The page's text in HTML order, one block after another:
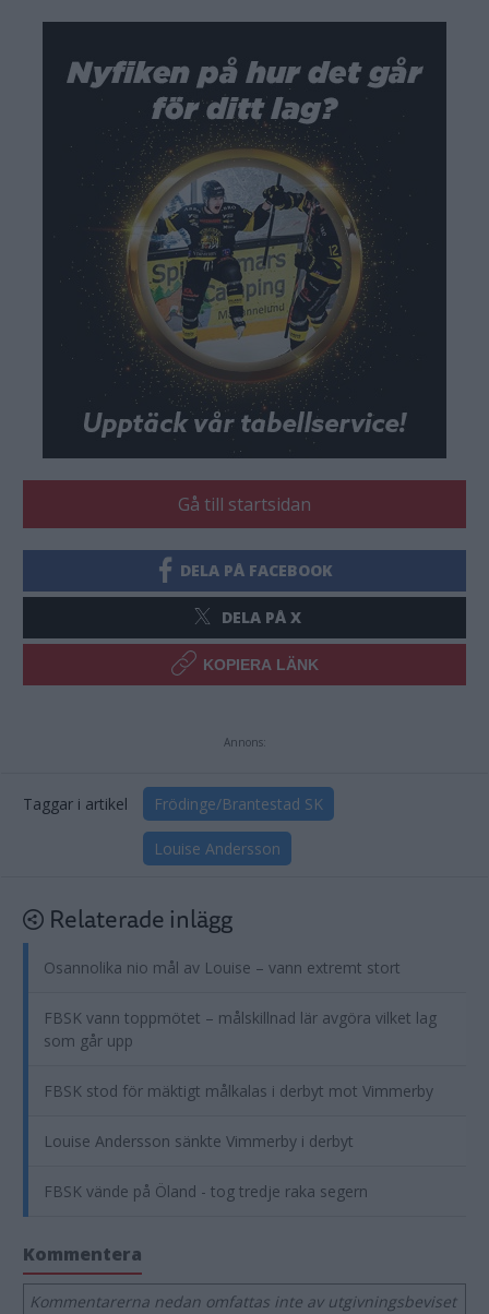
Gå till startsidan
DELA PÅ FACEBOOK
DELA PÅ X
KOPIERA LÄNK
Annons:
Taggar i artikel Frödinge/Brantestad SK
Louise Andersson
Relaterade inlägg
Osannolika nio mål av Louise – vann extremt stort
FBSK vann toppmötet – målskillnad lär avgöra vilket lag
som går upp
FBSK stod för mäktigt målkalas i derbyt mot Vimmerby
Louise Andersson sänkte Vimmerby i derbyt
FBSK vände på Öland - tog tredje raka segern
Kommentera
Kommentarerna nedan omfattas inte av utgivningsbeviset